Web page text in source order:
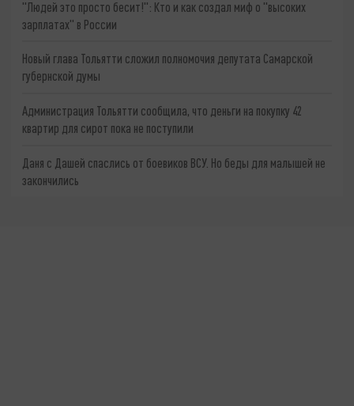
"Людей это просто бесит!": Кто и как создал миф о "высоких
зарплатах" в России
Новый глава Тольятти сложил полномочия депутата Самарской
губернской думы
Администрация Тольятти сообщила, что деньги на покупку 42
квартир для сирот пока не поступили
Даня с Дашей спаслись от боевиков ВСУ. Но беды для малышей не
закончились